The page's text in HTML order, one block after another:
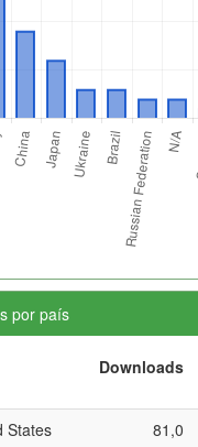
por país
Downloads
States
81,0